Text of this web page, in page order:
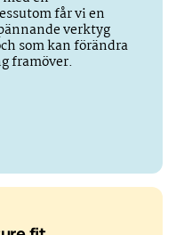
får vi en
verktyg
som kan förändra
framöver.